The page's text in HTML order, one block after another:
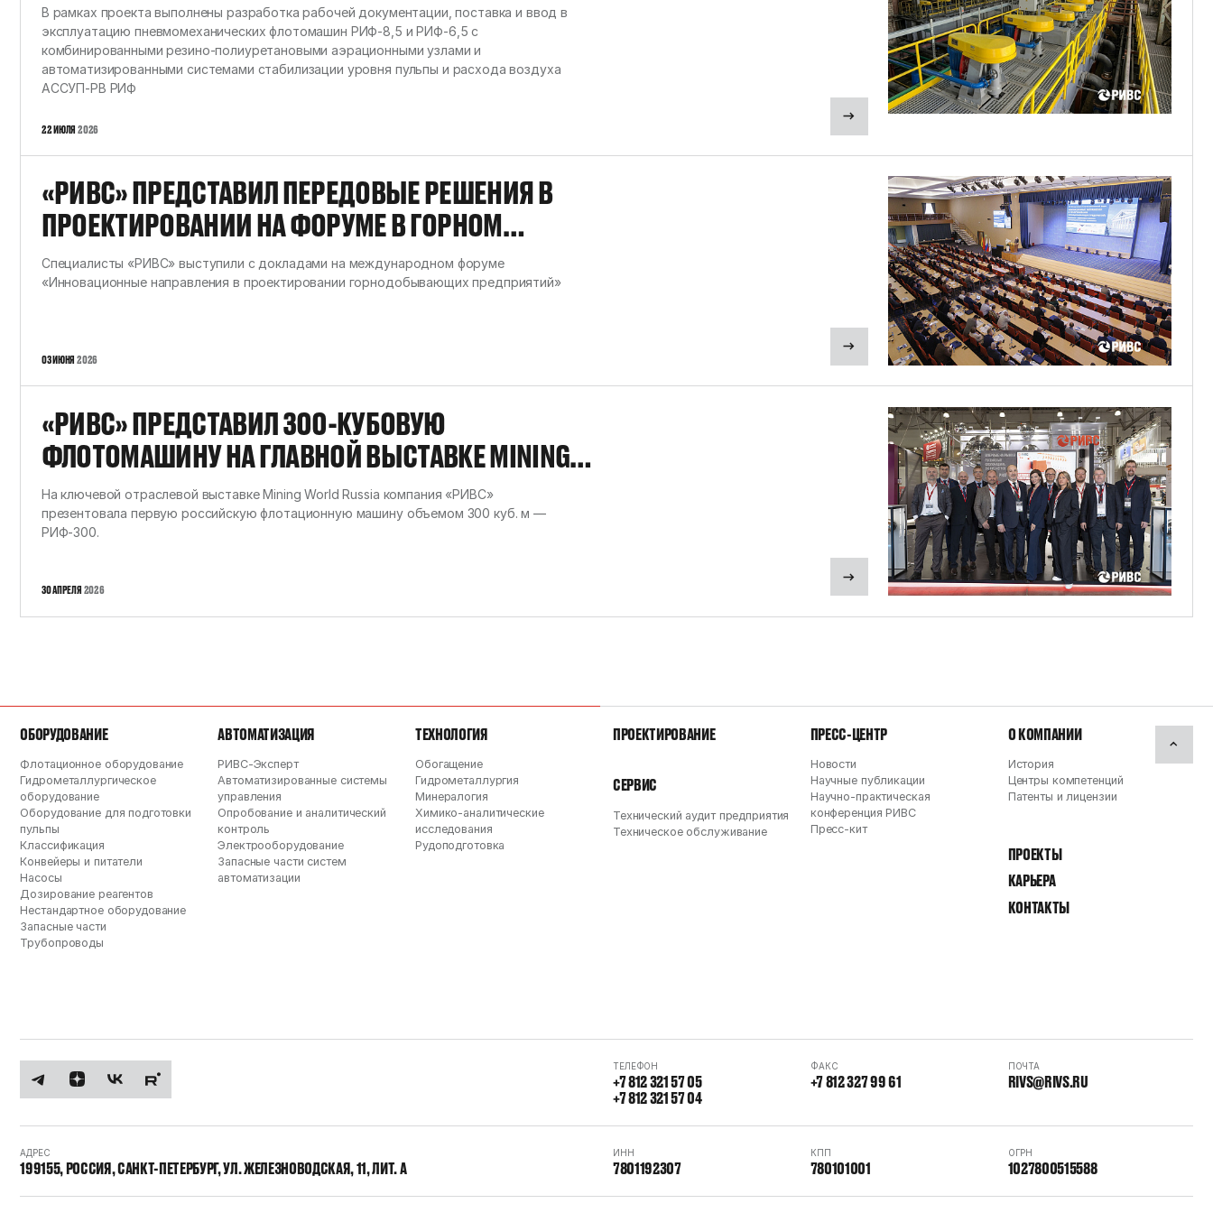
В рамках проекта выполнены разработка рабочей документации, поставка и ввод в
эксплуатацию пневмомеханических флотомашин РИФ-8,5 и РИФ-6,5 с
комбинированными резино-полиуретановыми аэрационными узлами и
автоматизированными системами стабилизации уровня пульпы и расхода воздуха
АССУП-РВ РИФ
22 ИЮЛЯ 2026
«РИВС» ПРЕДСТАВИЛ ПЕРЕДОВЫЕ РЕШЕНИЯ В
ПРОЕКТИРОВАНИИ НА ФОРУМЕ В ГОРНОМ
УНИВЕРСИТЕТЕ
Специалисты «РИВС» выступили с докладами на международном форуме
«Инновационные направления в проектировании горнодобывающих предприятий»
03 ИЮНЯ 2026
«РИВС» ПРЕДСТАВИЛ 300-КУБОВУЮ
ФЛОТОМАШИНУ НА ГЛАВНОЙ ВЫСТАВКЕ MINING
WORLD RUSSIA
На ключевой отраслевой выставке Mining World Russia компания «РИВС»
презентовала первую российскую флотационную машину объемом 300 куб. м —
РИФ-300.
30 АПРЕЛЯ 2026
ОБОРУДОВАНИЕ
Флотационное оборудование
Гидрометаллургическое
оборудование
Оборудование для подготовки
пульпы
Классификация
Конвейеры и питатели
Насосы
Дозирование реагентов
Нестандартное оборудование
Запасные части
Трубопроводы
АВТОМАТИЗАЦИЯ
РИВС-Эксперт
Автоматизированные системы
управления
Опробование и аналитический
контроль
Электрооборудование
Запасные части систем
автоматизации
ТЕХНОЛОГИЯ
Обогащение
Гидрометаллургия
Минералогия
Химико-аналитические
исследования
Рудоподготовка
ПРОЕКТИРОВАНИЕ
СЕРВИС
Технический аудит предприятия
Техническое обслуживание
ПРЕСС-ЦЕНТР
Новости
Научные публикации
Научно-практическая
конференция РИВС
Пресс-кит
О КОМПАНИИ
История
Центры компетенций
Патенты и лицензии
ПРОЕКТЫ
КАРЬЕРА
КОНТАКТЫ
ТЕЛЕФОН
+7 812 321 57 05
+7 812 321 57 04
ФАКС
+7 812 327 99 61
ПОЧТА
RIVS@RIVS.RU
АДРЕС
199155, РОССИЯ, САНКТ-ПЕТЕРБУРГ, УЛ. ЖЕЛЕЗНОВОДСКАЯ, 11, ЛИТ. А
ИНН
7801192307
КПП
780101001
ОГРН
1027800515588